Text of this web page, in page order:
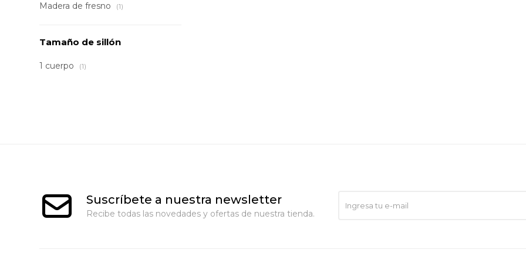
Madera de fresno (1)
Tamaño de sillón
1 cuerpo (1)
Suscríbete a nuestra newsletter
Recibe todas las novedades y ofertas de nuestra tienda.